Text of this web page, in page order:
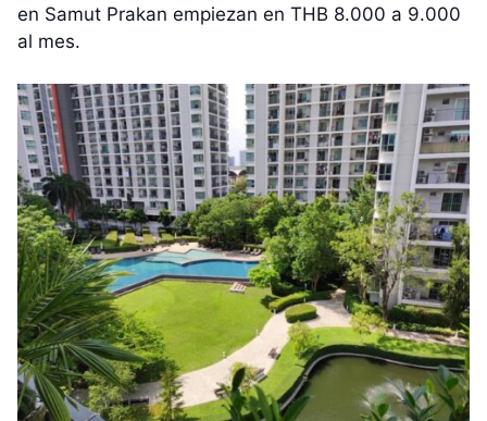
en Samut Prakan empiezan en THB 8.000 a 9.000
al mes.